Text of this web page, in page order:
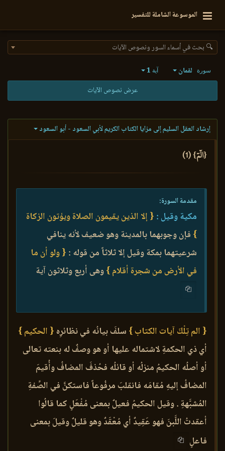
الموسوعة الشاملة للتفسير
🔍 بحث في أسماء السور ونصوص الآيات
سورة لقمان آية 1
عرض نصوص الآيات
إرشاد العقل السليم إلى مزايا الكتاب الكريم لأبي السعود - أبو السعود
{الٓمٓ} (1)
مقدمة السورة:
مكية وقيل : { إلا الذين يقيمون الصلاة ويؤتون الزكاة
} فإن وجوبهما بالمدينة وهو ضعيف لأنه ينافي
شرعيتهما بمكة وقيل إلا ثلاثاً من قوله : { ولو أن ما
في الأرض من شجرة أقلام }وهى أربع وثلاثون آية
{ الم تِلْكَ آيات الكتاب } سلفَ بيانُه في نظائرِه { الحكيم }
أي ذي الحكمةِ لاشتماله عليها أو هو وصفٌ له بنعته تعالى
أو أصلُه الحكيمُ منزلُه أو قائلُه فحُذفَ المضافُ وأُقيمَ
المضافُ إليهِ مُقامَه فانقلبَ مرفُوعاً فاستكنَّ في الصِّفةِ
المُشبَّهةِ . وقيل الحكيمُ فعيلٌ بمعنى مُفْعَلٍ كما قالُوا
أعقدتُ اللَّبنَ فهو عَقِيدٌ أي مُعْقَدٌ وهو قليلٌ وقيلَ بمعنى
فاعلٍ